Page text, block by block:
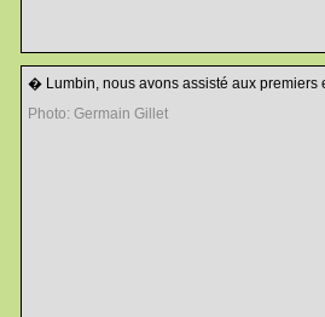
� Lumbin, nous avons assisté aux premiers
Photo: Germain Gillet